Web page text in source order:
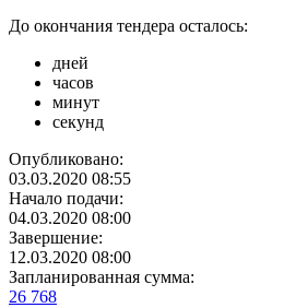
До окончания тендера осталось:
дней
часов
минут
секунд
Опубликовано:
03.03.2020 08:55
Начало подачи:
04.03.2020 08:00
Завершение:
12.03.2020 08:00
Запланированная сумма:
26 768